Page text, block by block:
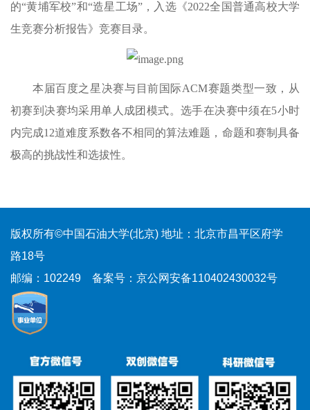
的“黄埔军校”和“造星工场”，入选《2022全国普通高校大学
生竞赛分析报告》竞赛目录。
本届百度之星决赛与目前国际ACM赛题类型一致，从
初赛到决赛均采用单人成团模式。选手在决赛中须在5小时
内完成12道难度系数各不相同的算法难题，命题和赛制具备
极高的挑战性和选拔性。
版权所有©中国石油大学(北京) 地址：北京市昌平区府学
路18号
邮编：102249
备案号：京公网安备110402430032号